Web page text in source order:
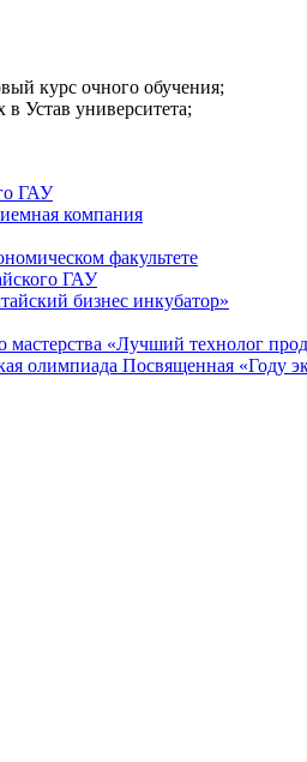
курс очного обучения;
Устав университета;
ГАУ
компания
факультете
ГАУ
бизнес инкубатор»
«Лучший технолог
олимпиада Посвященная «Году